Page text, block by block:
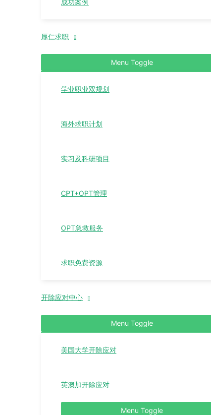
成功案例
厚仁求职
Menu Toggle
学业职业双规划
海外求职计划
实习及科研项目
CPT+OPT管理
OPT急救服务
求职免费资源
开除应对中心
Menu Toggle
美国大学开除应对
英澳加开除应对
Menu Toggle